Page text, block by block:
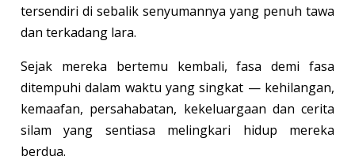
tersendiri di sebalik senyumannya yang penuh tawa
dan terkadang lara.
Sejak mereka bertemu kembali, fasa demi fasa
ditempuhi dalam waktu yang singkat — kehilangan,
kemaafan, persahabatan, kekeluargaan dan cerita
silam yang sentiasa melingkari hidup mereka
berdua.